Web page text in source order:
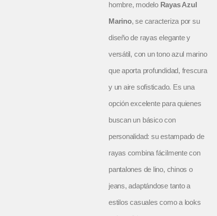
hombre, modelo Rayas Azul
Marino, se caracteriza por su
diseño de rayas elegante y
versátil, con un tono azul marino
que aporta profundidad, frescura
y un aire sofisticado. Es una
opción excelente para quienes
buscan un básico con
personalidad: su estampado de
rayas combina fácilmente con
pantalones de lino, chinos o
jeans, adaptándose tanto a
estilos casuales como a looks